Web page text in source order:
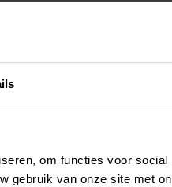
om functies voor
gebruik van onze site met